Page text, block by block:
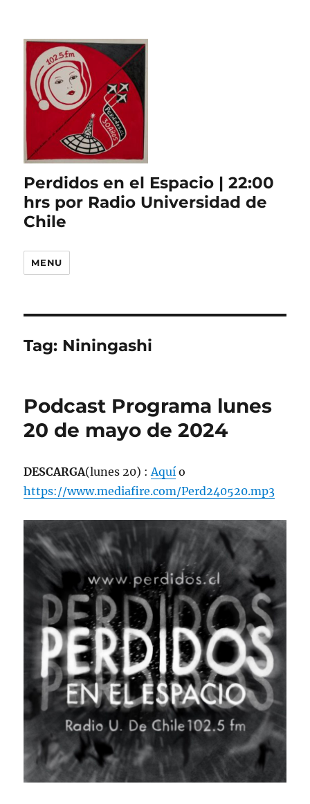
Perdidos en el Espacio | 22:00
hrs por Radio Universidad de
Chile
MENU
Tag: Niningashi
Podcast Programa lunes
20 de mayo de 2024
DESCARGA(lunes 20) :Aquí o
https://www.mediafire.com/Perd240520.mp3